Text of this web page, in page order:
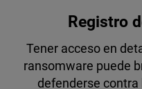
Registro
Tener acceso en
ransomware puede
defenderse